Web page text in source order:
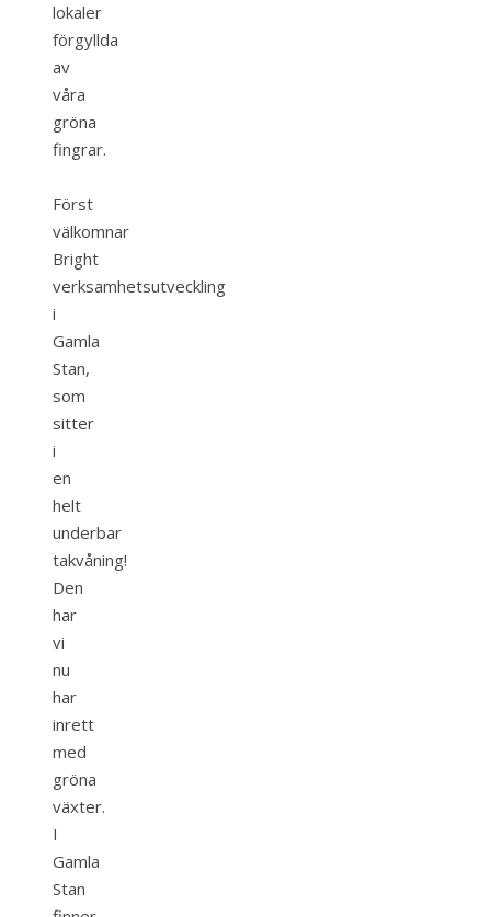
lokaler
förgyllda
av
våra
gröna
fingrar.
Först
välkomnar
Bright
verksamhetsutveckling
i
Gamla
Stan,
som
sitter
i
en
helt
underbar
takvåning!
Den
har
vi
nu
har
inrett
med
gröna
växter.
I
Gamla
Stan